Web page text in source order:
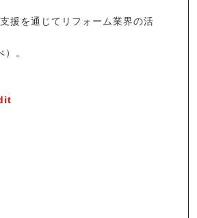
援を通じてリフォーム業界の活
。